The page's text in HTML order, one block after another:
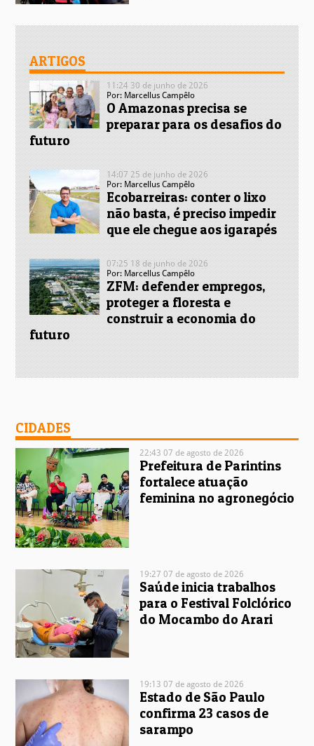
ARTIGOS
11:24 30 de junho de 2026
Por: Marcellus Campêlo
O Amazonas precisa se
preparar para os desafios do
futuro
14:07 25 de junho de 2026
Por: Marcellus Campêlo
Ecobarreiras: conter o lixo
não basta, é preciso impedir
que ele chegue aos igarapés
07:25 18 de junho de 2026
Por: Marcellus Campêlo
ZFM: defender empregos,
proteger a floresta e
construir a economia do
futuro
CIDADES
22:43 07 de agosto de 2026
Prefeitura de Parintins
fortalece atuação
feminina no agronegócio
19:27 07 de agosto de 2026
Saúde inicia trabalhos
para o Festival Folclórico
do Mocambo do Arari
19:13 07 de agosto de 2026
Estado de São Paulo
confirma 23 casos de
sarampo